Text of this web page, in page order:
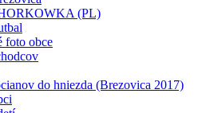
(PL)
foto obce
do hniezda (Brezovica 2017)